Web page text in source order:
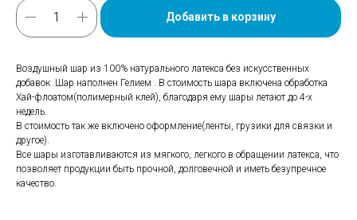
Добавить в корзину
Воздушный шар из 100% натурального латекса без искусственных
добавок .Шар наполнен Гелием . В стоимость шара включена обработка
Хай-флоатом(полимерный клей), благодаря ему шары летают до 4-х
недель.
В стоимость так же включено оформление(ленты, грузики для связки и
другое).
Все шары изготавливаются из мягкого, легкого в обращении латекса, что
позволяет продукции быть прочной, долговечной и иметь безупречное
качество.